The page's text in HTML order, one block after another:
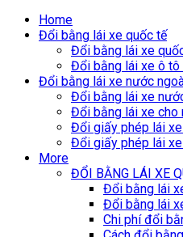
Home
Đổi bằng lái xe quốc tế
Đổi bằng lái xe
Đổi bằng lái xe ô tô
Đổi bằng lái xe nước
Đổi bằng lái xe
Đổi bằng lái xe cho
Đổi giấy phép lái
Đổi giấy phép lái
More
ĐỔI BẰNG LÁI XE
Đổi bằng lái
Đổi bằng lái
Chi phí đổi